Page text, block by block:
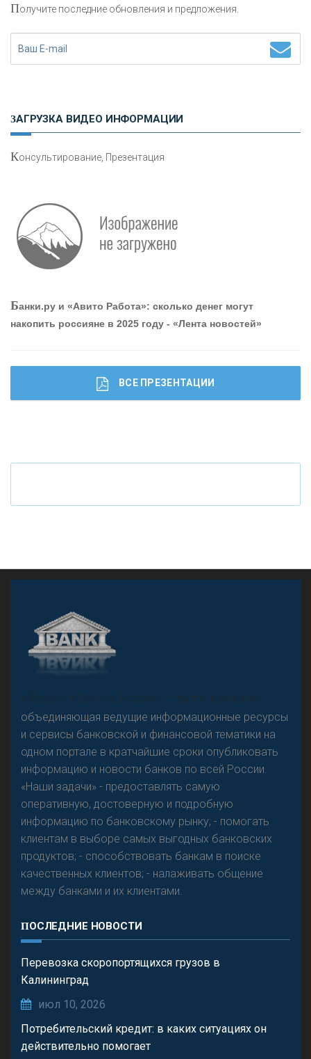
Работа мечты. Что банки делают для того, чтобы
привлечь и удержать персонал - «Интервью»
Что будет с наличными деньгами при цифровом
Получите последние обновления и предложения.
ЗАГРУЗКА ВИДЕО ИНФОРМАЦИИ
Консультирование, Презентация
Банки.ру и «Авито Работа»: сколько денег могут
накопить россияне в 2025 году - «Лента новостей»
ВСЕ ПРЕЗЕНТАЦИИ
«Н
овости Банков России» – группа компаний,
объединяющая ведущие информационные ресурсы
и сервисы банковской и финансовой тематики на
одном портале в кратчайшие сроки опубликовать
информацию и новости банков по всей России.
«Наши задачи» - предоставлять самую
оперативную, достоверную и подробную
информацию по банковскому рынку; - помогать
клиентам в выборе самых выгодных банковских
продуктов; - способствовать банкам в поиске
качественных клиентов; - налаживать общение
между банками и их клиентами.
ПОСЛЕДНИЕ НОВОСТИ
Перевозка скоропортящихся грузов в
Калининград
июл 10, 2026
Потребительский кредит: в каких ситуациях он
действительно помогает